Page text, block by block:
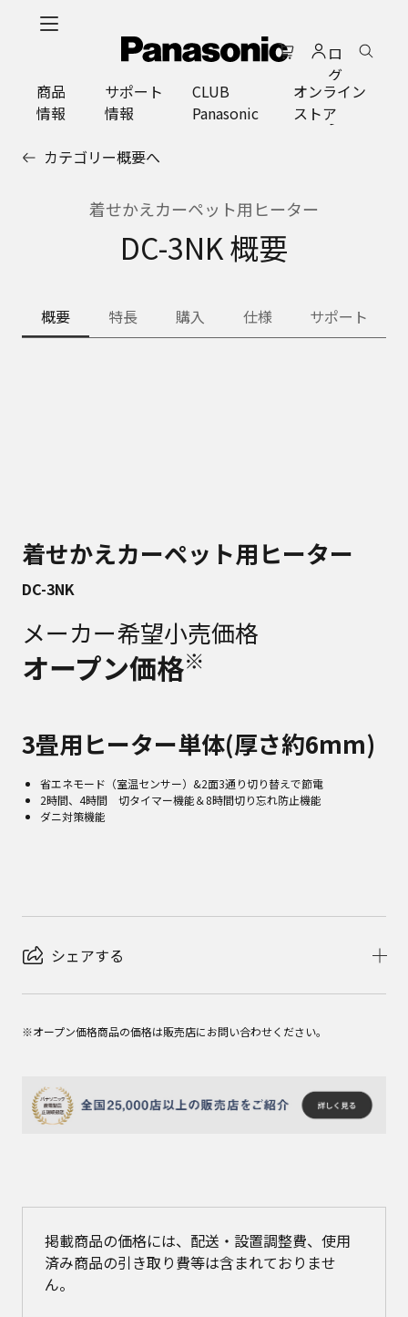
ロ
グ
イ
ン
商品
情報
サポート
情報
CLUB
Panasonic
オンライン
ストア
カテゴリー概要へ
着せかえカーペット用ヒーター
DC-3NK 概要
概要 特長 購入 仕様 サポート
着せかえカーペット用ヒーター
DC-3NK
メーカー希望小売価格
オープン価格※
3畳用ヒーター単体(厚さ約6mm)
省エネモード（室温センサー）&2面3通り切り替えで節電
2時間、4時間 切タイマー機能＆8時間切り忘れ防止機能
ダニ対策機能
シェアする
※オープン価格商品の価格は販売店にお問い合わせください。
掲載商品の価格には、配送・設置調整費、使用
済み商品の引き取り費等は含まれておりませ
ん。